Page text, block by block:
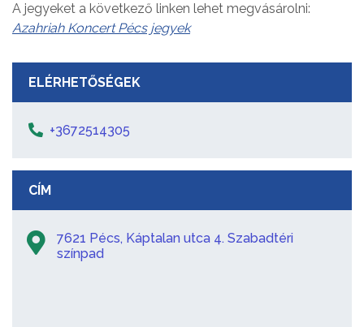
A jegyeket a következő linken lehet megvásárolni:
Azahriah Koncert Pécs jegyek
ELÉRHETŐSÉGEK
+3672514305
CÍM
7621 Pécs, Káptalan utca 4. Szabadtéri
színpad